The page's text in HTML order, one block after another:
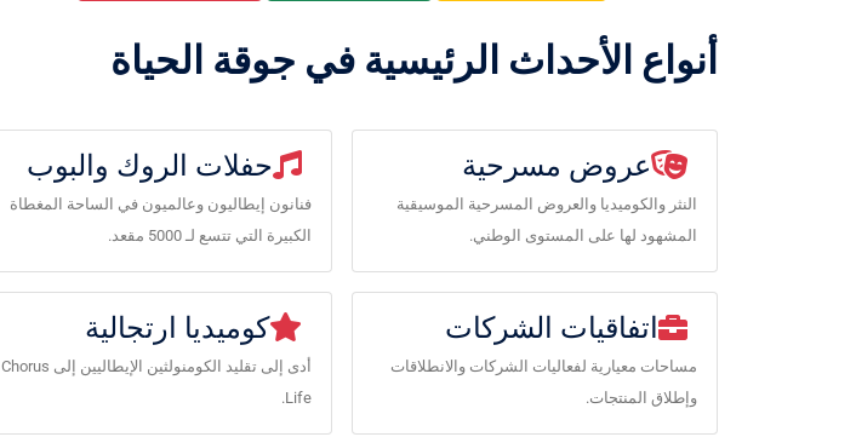
أنواع الأحداث الرئيسية في جوقة الحياة
حفلات الروك والبوب
فنانون إيطاليون وعالميون في الساحة المغطاة
الكبيرة التي تتسع لـ 5000 مقعد.
عروض مسرحية
النثر والكوميديا ​​​​والعروض المسرحية الموسيقية
المشهود لها على المستوى الوطني.
كوميديا ​​ارتجالية
أدى إلى تقليد الكومنولثين الإيطاليين إلى Chorus
Life.
اتفاقيات الشركات
مساحات معيارية لفعاليات الشركات والانطلاقات
وإطلاق المنتجات.